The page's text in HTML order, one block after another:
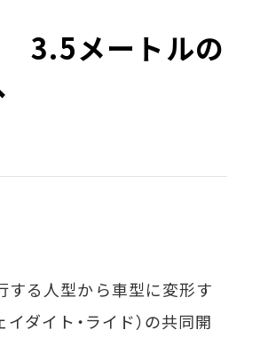
3.5メートルの
する人型から車型に変形す
ダイト・ライド）の共同開